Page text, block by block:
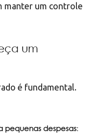
manter um controle
um
é fundamental.
pequenas despesas: